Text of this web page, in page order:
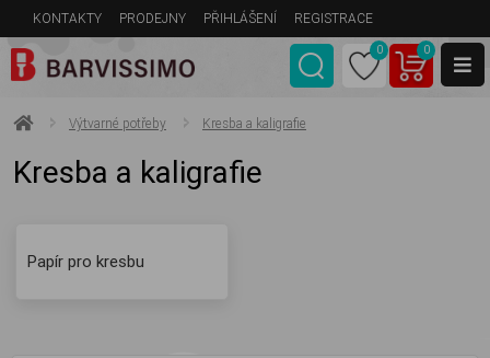
KONTAKTY PRODEJNY PŘIHLÁŠENÍ REGISTRACE
0 0
Výtvarné potřeby Kresba a kaligrafie
Kresba a kaligrafie
Papír pro kresbu